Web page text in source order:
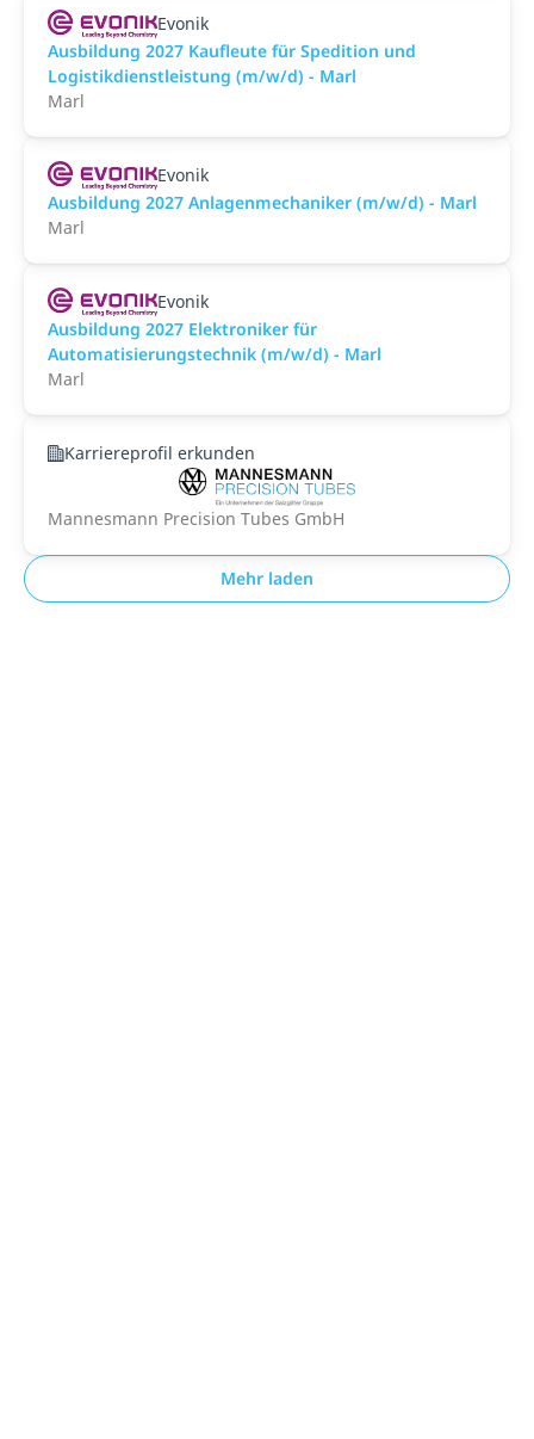
Evonik
Ausbildung 2027 Kaufleute für Spedition und
Logistikdienstleistung (m/w/d) - Marl
Marl
Evonik
Ausbildung 2027 Anlagenmechaniker (m/w/d) - Marl
Marl
Evonik
Ausbildung 2027 Elektroniker für
Automatisierungstechnik (m/w/d) - Marl
Marl
Karriereprofil erkunden
Mannesmann Precision Tubes GmbH
Mehr laden